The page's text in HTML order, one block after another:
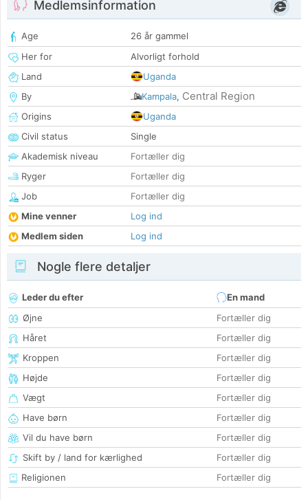
Medlemsinformation
Age
26 år gammel
Her for
Alvorligt forhold
Land
Uganda
By
Kampala, Central Region
Origins
Uganda
Civil status
Single
Akademisk niveau
Fortæller dig
Ryger
Fortæller dig
Job
Fortæller dig
Mine venner
Log ind
Medlem siden
Log ind
Nogle flere detaljer
Leder du efter
En mand
Øjne
Fortæller dig
Håret
Fortæller dig
Kroppen
Fortæller dig
Højde
Fortæller dig
Vægt
Fortæller dig
Have børn
Fortæller dig
Vil du have børn
Fortæller dig
Skift by / land for kærlighed
Fortæller dig
Religionen
Fortæller dig